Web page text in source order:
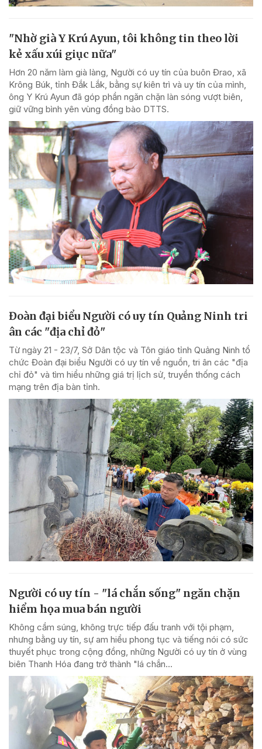
"Nhờ già Y Krú Ayun, tôi không tin theo lời
kẻ xấu xúi giục nữa"
Hơn 20 năm làm già làng, Người có uy tín của buôn Đrao, xã
Krông Búk, tỉnh Đắk Lắk, bằng sự kiên trì và uy tín của mình,
ông Y Krú Ayun đã góp phần ngăn chặn làn sóng vượt biên,
giữ vững bình yên vùng đồng bào DTTS.
Đoàn đại biểu Người có uy tín Quảng Ninh tri
ân các "địa chỉ đỏ"
Từ ngày 21 - 23/7, Sở Dân tộc và Tôn giáo tỉnh Quảng Ninh tổ
chức Đoàn đại biểu Người có uy tín về nguồn, tri ân các "địa
chỉ đỏ" và tìm hiểu những giá trị lịch sử, truyền thống cách
mạng trên địa bàn tỉnh.
Người có uy tín - "lá chắn sống" ngăn chặn
hiểm họa mua bán người
Không cầm súng, không trực tiếp đấu tranh với tội phạm,
nhưng bằng uy tín, sự am hiểu phong tục và tiếng nói có sức
thuyết phục trong cộng đồng, những Người có uy tín ở vùng
biên Thanh Hóa đang trở thành "lá chắn...